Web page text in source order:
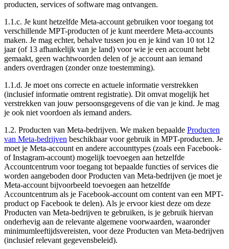
producten, services of software mag ontvangen.
1.1.c. Je kunt hetzelfde Meta-account gebruiken voor toegang tot
verschillende MPT-producten of je kunt meerdere Meta-accounts
maken. Je mag echter, behalve tussen jou en je kind van 10 tot 12
jaar (of 13 afhankelijk van je land) voor wie je een account hebt
gemaakt, geen wachtwoorden delen of je account aan iemand
anders overdragen (zonder onze toestemming).
1.1.d. Je moet ons correcte en actuele informatie verstrekken
(inclusief informatie omtrent registratie). Dit omvat mogelijk het
verstrekken van jouw persoonsgegevens of die van je kind. Je mag
je ook niet voordoen als iemand anders.
1.2. Producten van Meta-bedrijven. We maken bepaalde Producten
van Meta-bedrijven beschikbaar voor gebruik in MPT-producten. Je
moet je Meta-account en andere accounttypes (zoals een Facebook-
of Instagram-account) mogelijk toevoegen aan hetzelfde
Accountcentrum voor toegang tot bepaalde functies of services die
worden aangeboden door Producten van Meta-bedrijven (je moet je
Meta-account bijvoorbeeld toevoegen aan hetzelfde
Accountcentrum als je Facebook-account om content van een MPT-
product op Facebook te delen). Als je ervoor kiest deze om deze
Producten van Meta-bedrijven te gebruiken, is je gebruik hiervan
onderhevig aan de relevante algemene voorwaarden, waaronder
minimumleeftijdsvereisten, voor deze Producten van Meta-bedrijven
(inclusief relevant gegevensbeleid).